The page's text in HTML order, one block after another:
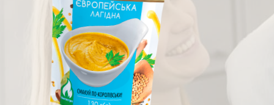
Овочеві консерви
Вироби макаронні
Халва соняшникова
Молоко згущене